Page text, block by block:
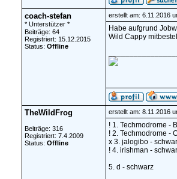
coach-stefan
* Unterstützer *
Beiträge: 64
Registriert: 15.12.2015
Status: Offline
erstellt am: 6.11.2016
Habe aufgrund
Wild Cappy
TheWildFrog
Beiträge: 316
Registriert: 7.4.2009
Status: Offline
erstellt am: 8.11.2016
! 1. Techmodrome -
! 2. Techmodrome -
x 3. jalogibo -
! 4. irishman -
5. d - schwarz